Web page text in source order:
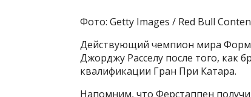
Фото: Getty Images / Red Bull
Действующий чемпион мира
Джорджу Расселу после того, как
квалификации Гран При Катара.
Напомним, что Ферстаппен